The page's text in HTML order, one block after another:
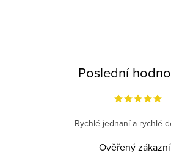
Poslední
Rychlé jednaní a rychlé
Ověřený